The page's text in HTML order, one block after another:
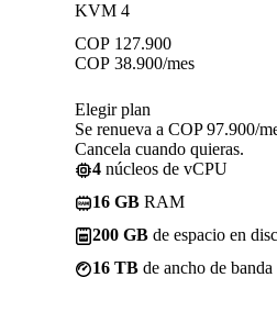
KVM 4
COP 127.900
COP 38.900/mes
Elegir plan
Se renueva a COP 97.900/
Cancela cuando quieras.
4 núcleos de vCPU
16 GB RAM
200 GB de espacio en
16 TB de ancho de banda